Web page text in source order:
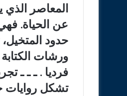
المعاصر الذي
عن الحياة.
حدود
ورشات الكتابة
فرديا . ـ ـ ـ
تشكل روايات